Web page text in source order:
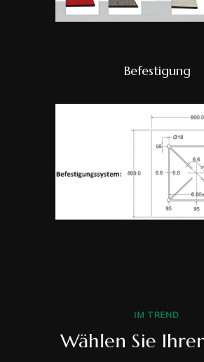
Befestigung
IM TREND
Wählen Sie